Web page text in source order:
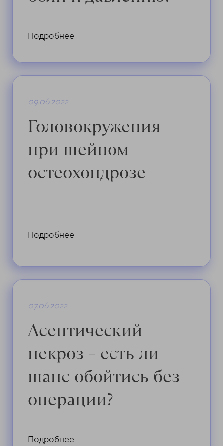
Подробнее
09.06.2022
Головокружения
при шейном
остеохондрозе
Подробнее
07.06.2022
Асептический
некроз – есть ли
шанс обойтись без
операции?
Подробнее